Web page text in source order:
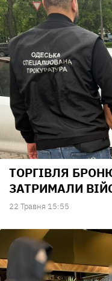
ТОРГІВЛЯ
ЗАТРИМАЛИ
22 Травня 15:55